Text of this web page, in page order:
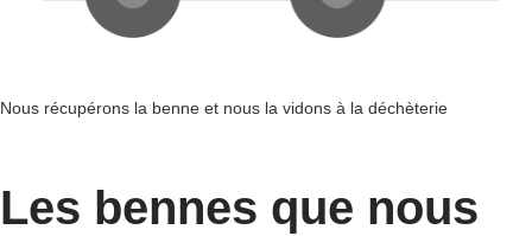
Nous récupérons la benne et nous la vidons à la déchèterie
Les bennes que nous